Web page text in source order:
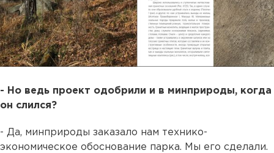
- Но ведь проект одобрили и в минприроды, когда
он слился?
- Да, минприроды заказало нам технико-
экономическое обоснование парка. Мы его сделали.